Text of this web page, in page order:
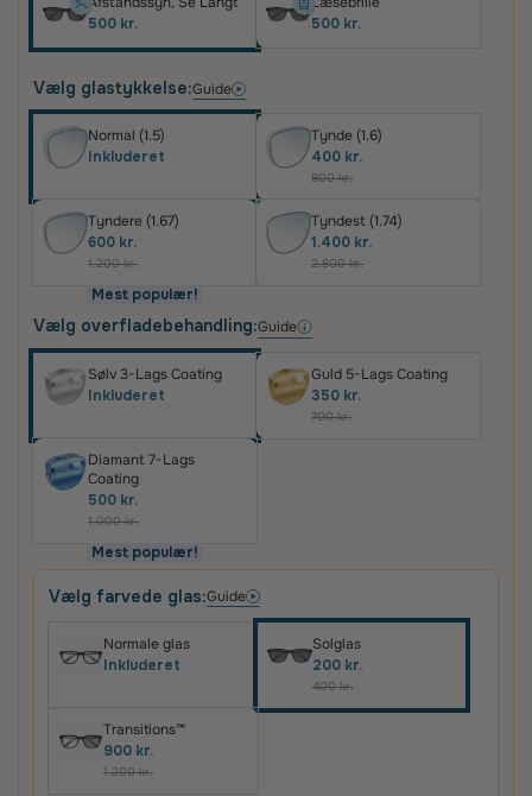
500 kr.
500 kr.
Vælg glastykkelse:Guide
Normal (1.5)
Inkluderet
Tynde (1.6)
400 kr.
800 kr.
Tyndere (1.67)
600 kr.
1.200 kr.
Mest populær!
Tyndest (1.74)
1.400 kr.
2.800 kr.
Vælg overfladebehandling:Guide
Sølv 3-Lags Coating
Inkluderet
Guld 5-Lags Coating
350 kr.
700 kr.
Diamant 7-Lags
Coating
500 kr.
1.000 kr.
Mest populær!
Vælg farvede glas:Guide
Normale glas
Inkluderet
Solglas
200 kr.
400 kr.
Transitions™
900 kr.
1.200 kr.